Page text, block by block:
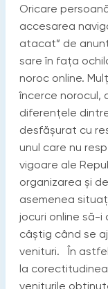
Oricare
accesarea
atacat” de
sare în fața
noroc online.
încerce norocul,
diferențele
desfășurat cu
unul care nu
vigoare ale
organizarea și
asemenea
jocuri online să-i
câștig când se
venituri. În
la
veniturile